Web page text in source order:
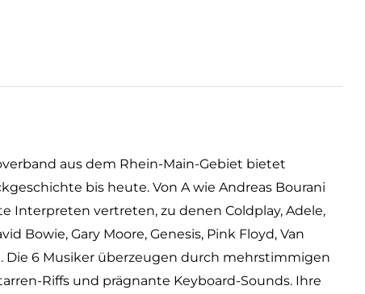
aus dem Rhein-Main-Gebiet bietet
bis heute. Von A wie Andreas Bourani
Interpreten vertreten, zu denen Coldplay, Adele,
Bowie, Gary Moore, Genesis, Pink Floyd, Van
Die 6 Musiker überzeugen durch mehrstimmigen
Riffs und prägnante Keyboard-Sounds. Ihre